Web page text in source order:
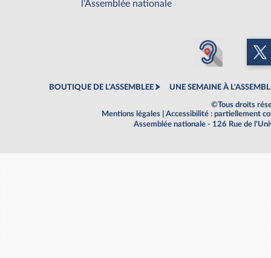
l'Assemblée nationale
BOUTIQUE DE L'ASSEMBLEE UNE SEMAINE À
©Tous droits
Mentions légales
Accessibilité : partiellement
Assemblée nationale - 126 Rue de